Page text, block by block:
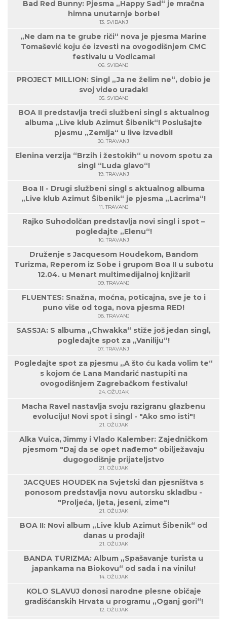
Bad Red Bunny: Pjesma „Happy Sad“ je mračna
himna unutarnje borbe!
13. SVIBANJ
„Ne dam na te grube riči“ nova je pjesma Marine
Tomašević koju će izvesti na ovogodišnjem CMC
festivalu u Vodicama!
06. SVIBANJ
PROJECT MILLION: Singl „Ja ne želim ne“, dobio je
svoj video uradak!
05. SVIBANJ
BOA II predstavlja treći službeni singl s aktualnog
albuma „Live klub Azimut Šibenik“! Poslušajte
pjesmu „Zemlja“ u live izvedbi!
30. TRAVANJ
Elenina verzija “Brzih i žestokih“ u novom spotu za
singl “Luda glavo“!
19. TRAVANJ
Boa II - Drugi službeni singl s aktualnog albuma
„Live klub Azimut Šibenik“ je pjesma „Lacrima“!
11. TRAVANJ
Rajko Suhodolčan predstavlja novi singl i spot –
pogledajte „Elenu“!
10. TRAVANJ
Druženje s Jacquesom Houdekom, Bandom
Turizma, Reperom iz Sobe i grupom Boa II u subotu
12.04. u Menart multimedijalnoj knjižari!
09. TRAVANJ
FLUENTES: Snažna, moćna, poticajna, sve je to i
puno više od toga, nova pjesma RED!
08. TRAVANJ
SASSJA: S albuma „Chwakka“ stiže još jedan singl,
pogledajte spot za „Vaniliju“!
07. TRAVANJ
Pogledajte spot za pjesmu „A što ću kada volim te“
s kojom će Lana Mandarić nastupiti na
ovogodišnjem Zagrebačkom festivalu!
24. OŽUJAK
Macha Ravel nastavlja svoju razigranu glazbenu
evoluciju! Novi spot i singl - "Ako smo isti"!
21. OŽUJAK
Alka Vuica, Jimmy i Vlado Kalember: Zajedničkom
pjesmom "Daj da se opet nađemo" obilježavaju
dugogodišnje prijateljstvo
21. OŽUJAK
JACQUES HOUDEK na Svjetski dan pjesništva s
ponosom predstavlja novu autorsku skladbu -
"Proljeća, ljeta, jeseni, zime"!
21. OŽUJAK
BOA II: Novi album „Live klub Azimut Šibenik“ od
danas u prodaji!
21. OŽUJAK
BANDA TURIZMA: Album „Spašavanje turista u
japankama na Biokovu“ od sada i na vinilu!
14. OŽUJAK
KOLO SLAVUJ donosi narodne plesne običaje
gradišćanskih Hrvata u programu „Oganj gori“!
12. OŽUJAK